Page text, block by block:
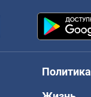
Политика